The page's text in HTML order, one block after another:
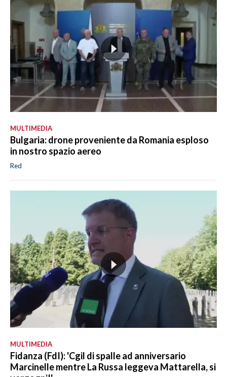
MULTIMEDIA
Bulgaria: drone proveniente da Romania esploso
in nostro spazio aereo
Red
MULTIMEDIA
Fidanza (FdI): 'Cgil di spalle ad anniversario
Marcinelle mentre La Russa leggeva Mattarella, si